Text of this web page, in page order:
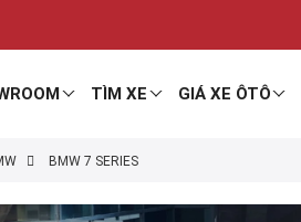
TÌM XE GIÁ XE ÔTÔ
BMW 7 SERIES